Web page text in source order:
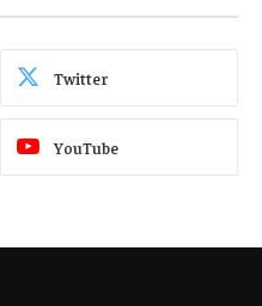
Twitter
YouTube